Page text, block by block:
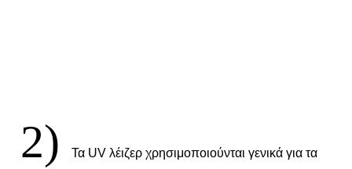
2) Τα UV λέιζερ χρησιμοποιούνται γενικά για τα